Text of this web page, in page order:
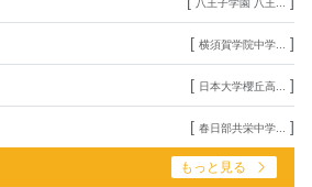
[ 横須賀学院中学... ]
[ 日本大学櫻丘高... ]
[ 春日部共栄中学... ]
もっと見る